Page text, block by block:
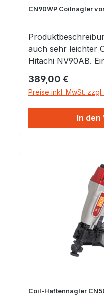
Dachverkleidung
Nägel von 38-
kompakte Größe
davon, dass wir die
anbieten. Daher
von BOSTITCH
Erfahrung und
suchen.
CN90WP Coilnagler
auch sehr leichter
Hitachi NV90AB.
Regulärer Preis:
389,00 €
Preise inkl. MwSt.
In den
Coil-Haftennagler